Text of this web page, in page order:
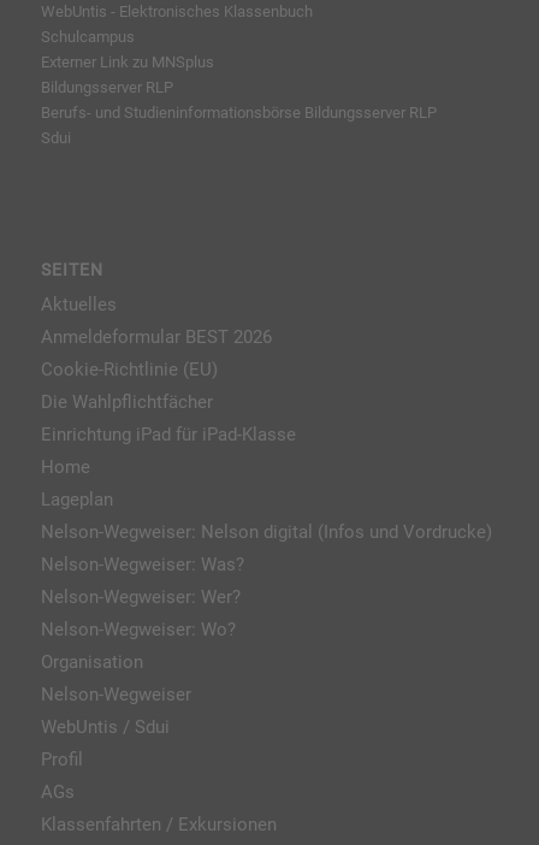
WebUntis - Elektronisches Klassenbuch
Schulcampus
Externer Link zu MNSplus
Bildungsserver RLP
Berufs- und Studieninformationsbörse Bildungsserver RLP
Sdui
SEITEN
Aktuelles
Anmeldeformular BEST 2026
Cookie-Richtlinie (EU)
Die Wahlpflichtfächer
Einrichtung iPad für iPad-Klasse
Home
Lageplan
Nelson-Wegweiser: Nelson digital (Infos und Vordrucke)
Nelson-Wegweiser: Was?
Nelson-Wegweiser: Wer?
Nelson-Wegweiser: Wo?
Organisation
Nelson-Wegweiser
WebUntis / Sdui
Profil
AGs
Klassenfahrten / Exkursionen